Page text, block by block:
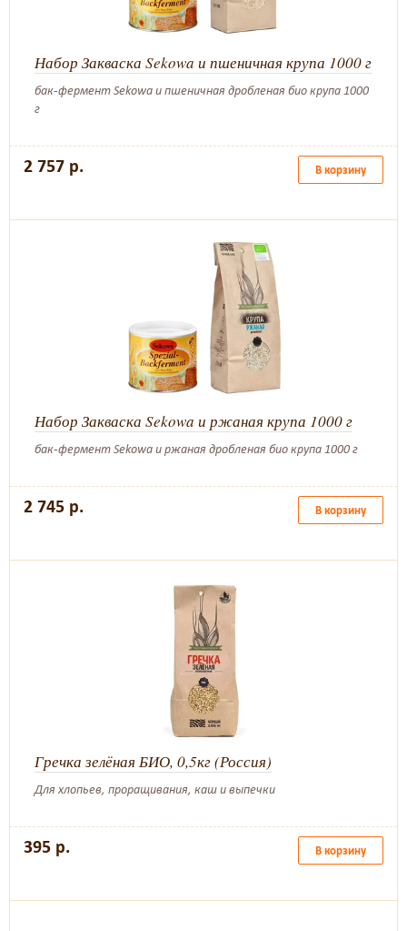
Набор Закваска Sekowa и пшеничная крупа 1000 г
бак-фермент Sekowa и пшеничная дробленая био крупа 1000
г
2 757 р. В корзину
Набор Закваска Sekowa и ржаная крупа 1000 г
бак-фермент Sekowa и ржаная дробленая био крупа 1000 г
2 745 р. В корзину
Гречка зелёная БИО, 0,5кг (Россия)
Для хлопьев, проращивания, каш и выпечки
395 р. В корзину